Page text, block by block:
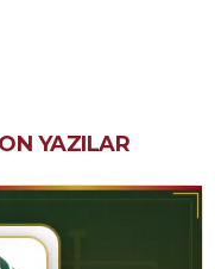
YAZILAR